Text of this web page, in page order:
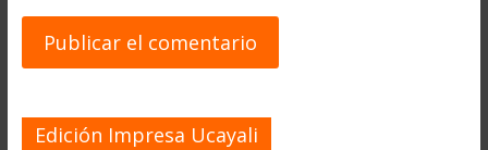
Edición Impresa Ucayali